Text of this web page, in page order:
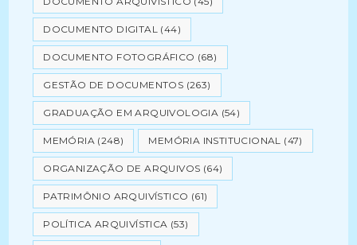
DOCUMENTO DIGITAL (44)
DOCUMENTO FOTOGRÁFICO (68)
GESTÃO DE DOCUMENTOS (263)
GRADUAÇÃO EM ARQUIVOLOGIA (54)
MEMÓRIA (248) MEMÓRIA INSTITUCIONAL (47)
ORGANIZAÇÃO DE ARQUIVOS (64)
PATRIMÔNIO ARQUIVÍSTICO (61)
POLÍTICA ARQUIVÍSTICA (53)